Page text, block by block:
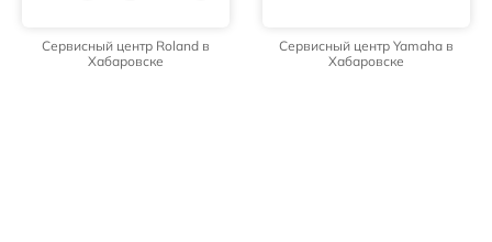
Сервисный центр Roland в
Хабаровске
Сервисный центр Yamaha в
Хабаровске